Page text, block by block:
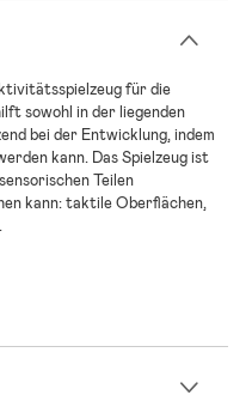
für die
sowohl in der liegenden
bei der Entwicklung, indem
kann. Das Spielzeug ist
Teilen
kann: taktile Oberflächen,